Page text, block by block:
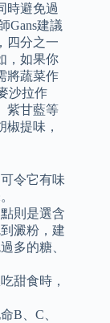
時避免過
Gans建議
四分之一
，如果你
將蔬菜作
沙拉作
紫甘藍等
提味，
令它有味
則是選含
澱粉，建
多的糖、
甜食時，
B、C、